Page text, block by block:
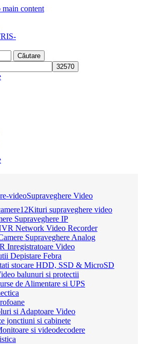
main content
Căutare
Supraveghere Video
Kituri supraveghere video
Supraveghere IP
Network Video Recorder
Supraveghere Analog
Inregistratoare Video
Depistare Febra
stocare HDD, SSD & MicroSD
balunuri si protectii
de Alimentare si UPS
si Adaptoare Video
jonctiuni si cabinete
si videodecodere